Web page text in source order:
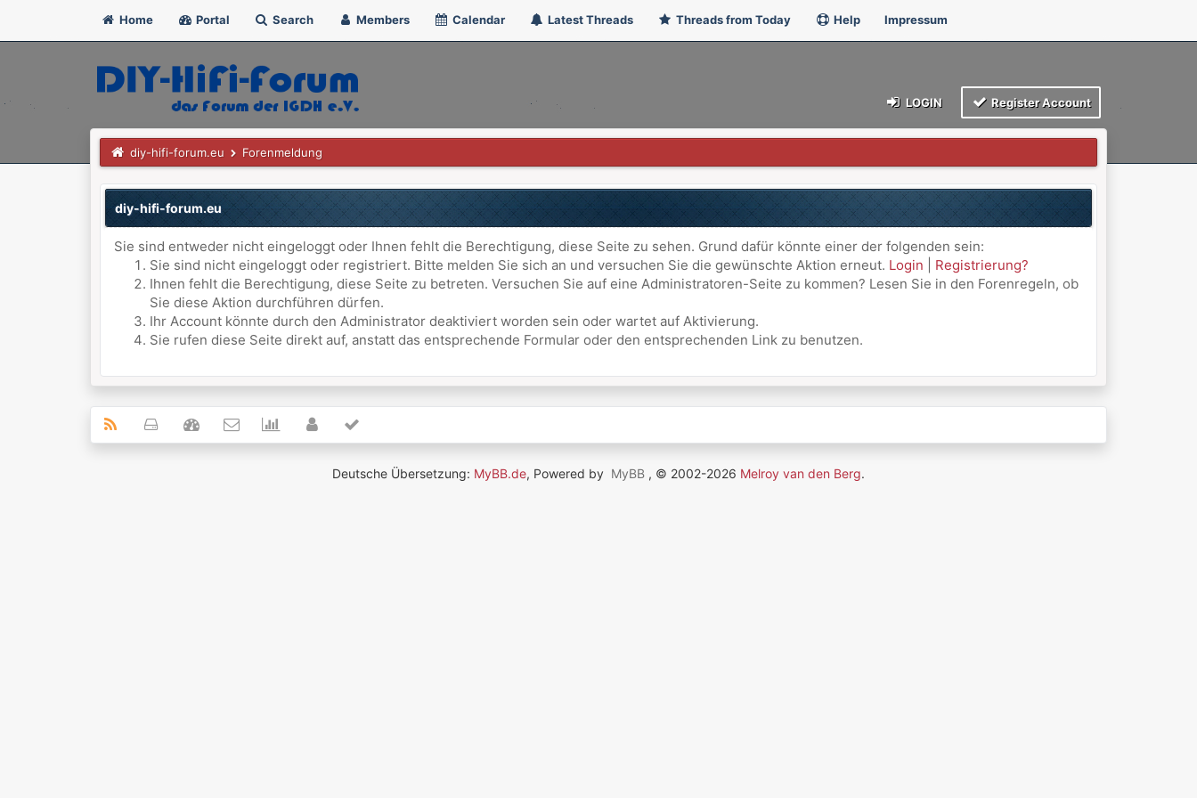
Home Portal Search Members Calendar Latest Threads Threads from Today Help Impressum
LOGIN Register Account
diy-hifi-forum.eu Forenmeldung
diy-hifi-forum.eu
Sie sind entweder nicht eingeloggt oder Ihnen fehlt die Berechtigung, diese Seite zu sehen. Grund dafür könnte einer der folgenden sein:
Sie sind nicht eingeloggt oder registriert. Bitte melden Sie sich an und versuchen Sie die gewünschte Aktion erneut. Login
Registrierung?
Ihnen fehlt die Berechtigung, diese Seite zu betreten. Versuchen Sie auf eine Administratoren-Seite zu kommen? Lesen Sie in den Forenregeln, ob
Sie diese Aktion durchführen dürfen.
Ihr Account könnte durch den Administrator deaktiviert worden sein oder wartet auf Aktivierung.
Sie rufen diese Seite direkt auf, anstatt das entsprechende Formular oder den entsprechenden Link zu benutzen.
Deutsche Übersetzung: MyBB.de, Powered by MyBB , © 2002-2026 Melroy van den Berg.